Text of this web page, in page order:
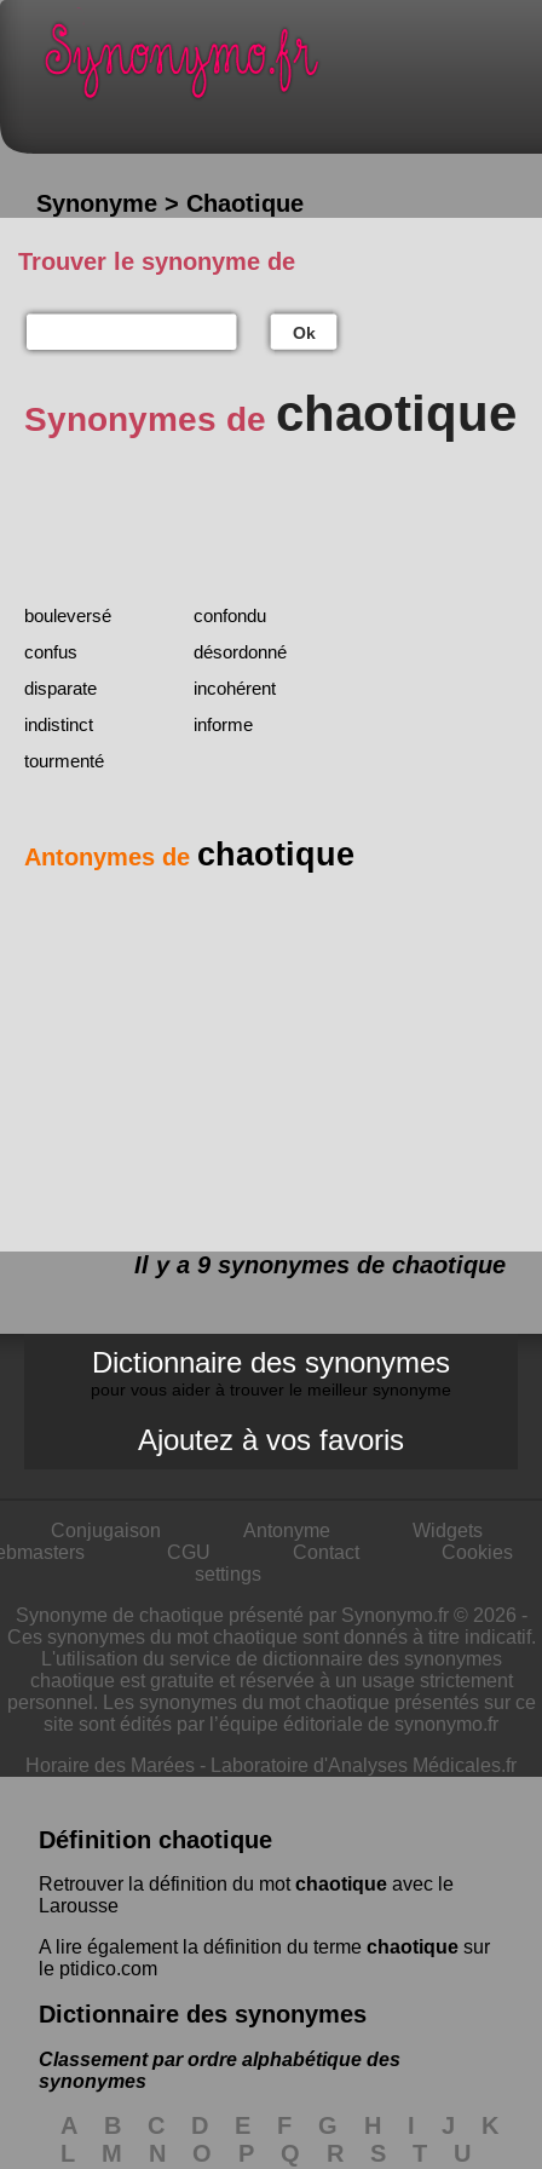
Synonyme > Chaotique
Trouver le synonyme de
Ok
Synonymes de chaotique
bouleversé
confondu
confus
désordonné
disparate
incohérent
indistinct
informe
tourmenté
Antonymes de chaotique
Il y a 9 synonymes de chaotique
Dictionnaire des synonymes
pour vous aider à trouver le meilleur synonyme
Ajoutez à vos favoris
Conjugaison Antonyme
Widgets
CGU Contact
Cookies
settings
Synonyme de chaotique présenté par Synonymo.fr © 2026 -
Ces synonymes du mot chaotique sont donnés à titre indicatif.
L'utilisation du service de dictionnaire des synonymes
chaotique est gratuite et réservée à un usage strictement
personnel. Les synonymes du mot chaotique présentés sur ce
site sont édités par l’équipe éditoriale de synonymo.fr
Horaire des Marées - Laboratoire d'Analyses Médicales.fr
Définition chaotique
Retrouver la définition du motchaotique avec le
Larousse
A lire également la définition du terme chaotique sur
le ptidico.com
Dictionnaire des synonymes
Classement par ordre alphabétique des
synonymes
A B C D E F G H I J
K
L
M N O P Q R S T
U